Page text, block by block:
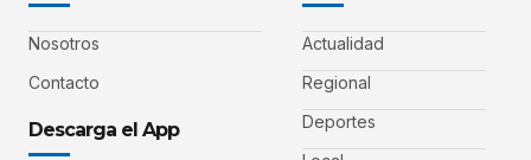
Nosotros
Contacto
Descarga el App
Actualidad
Regional
Deportes